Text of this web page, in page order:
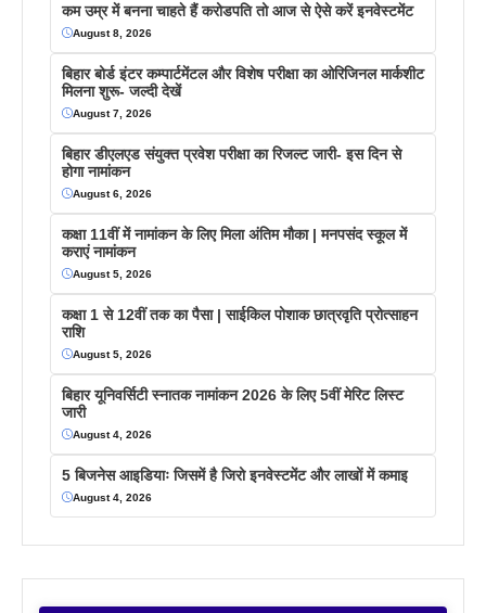
कम उम्र में बनना चाहते हैं करोडपति तो आज से ऐसे करें इनवेस्टमेंट
August 8, 2026
बिहार बोर्ड इंटर कम्पार्टमेंटल और विशेष परीक्षा का ओरिजिनल मार्कशीट
मिलना शुरू- जल्दी देखें
August 7, 2026
बिहार डीएलएड संयुक्त प्रवेश परीक्षा का रिजल्ट जारी- इस दिन से
होगा नामांकन
August 6, 2026
कक्षा 11वीं में नामांकन के लिए मिला अंतिम मौका | मनपसंद स्कूल में
कराएं नामांकन
August 5, 2026
कक्षा 1 से 12वीं तक का पैसा | साईकिल पोशाक छात्रवृति प्रोत्साहन
राशि
August 5, 2026
बिहार यूनिवर्सिटी स्नातक नामांकन 2026 के लिए 5वीं मेरिट लिस्ट
जारी
August 4, 2026
5 बिजनेस आइडियाः जिसमें है जिरो इनवेस्टमेंट और लाखों में कमाइ
August 4, 2026